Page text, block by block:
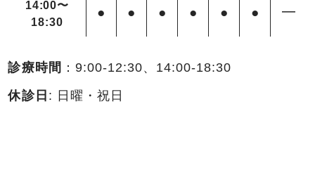
14:00〜
18:30
● ● ● ● ● ● ━
診療時間 ：9:00-12:30、14:00-18:30
休診日 : 日曜・祝日